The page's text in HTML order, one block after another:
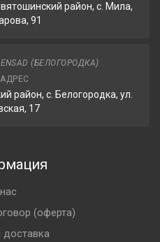
район, с. Мила,
91
(БЕЛОГОРОДКА)
район, с. Белогородка, ул.
17
(оферта)
доставка